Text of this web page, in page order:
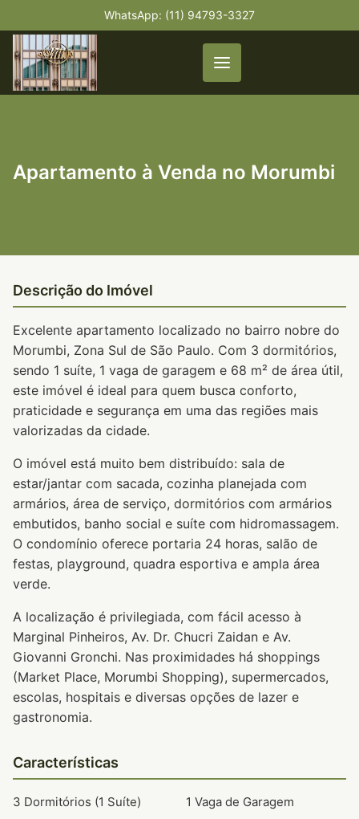
WhatsApp: (11) 94793-3327
Apartamento à Venda no Morumbi
Descrição do Imóvel
Excelente apartamento localizado no bairro nobre do
Morumbi, Zona Sul de São Paulo. Com 3 dormitórios,
sendo 1 suíte, 1 vaga de garagem e 68 m² de área útil,
este imóvel é ideal para quem busca conforto,
praticidade e segurança em uma das regiões mais
valorizadas da cidade.
O imóvel está muito bem distribuído: sala de
estar/jantar com sacada, cozinha planejada com
armários, área de serviço, dormitórios com armários
embutidos, banho social e suíte com hidromassagem.
O condomínio oferece portaria 24 horas, salão de
festas, playground, quadra esportiva e ampla área
verde.
A localização é privilegiada, com fácil acesso à
Marginal Pinheiros, Av. Dr. Chucri Zaidan e Av.
Giovanni Gronchi. Nas proximidades há shoppings
(Market Place, Morumbi Shopping), supermercados,
escolas, hospitais e diversas opções de lazer e
gastronomia.
Características
3 Dormitórios (1 Suíte)
1 Vaga de Garagem